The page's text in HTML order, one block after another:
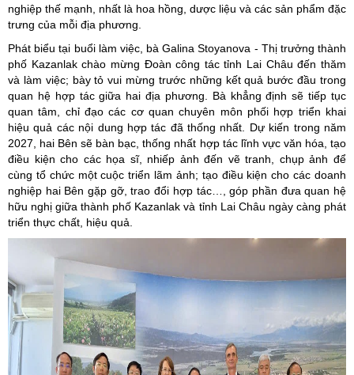
nghiệp thế mạnh, nhất là hoa hồng, dược liệu và các sản phẩm đặc
trưng của mỗi địa phương.
Phát biểu tại buổi làm việc, bà Galina Stoyanova - Thị trưởng thành
phố Kazanlak chào mừng Đoàn công tác tỉnh Lai Châu đến thăm
và làm việc; bày tỏ vui mừng trước những kết quả bước đầu trong
quan hệ hợp tác giữa hai địa phương. Bà khẳng định sẽ tiếp tục
quan tâm, chỉ đạo các cơ quan chuyên môn phối hợp triển khai
hiệu quả các nội dung hợp tác đã thống nhất. Dự kiến trong năm
2027, hai Bên sẽ bàn bạc, thống nhất hợp tác lĩnh vực văn hóa, tạo
điều kiện cho các họa sĩ, nhiếp ảnh đến vẽ tranh, chụp ảnh để
cùng tổ chức một cuộc triển lãm ảnh; tạo điều kiện cho các doanh
nghiệp hai Bên gặp gỡ, trao đổi hợp tác…, góp phần đưa quan hệ
hữu nghị giữa thành phố Kazanlak và tỉnh Lai Châu ngày càng phát
triển thực chất, hiệu quả.